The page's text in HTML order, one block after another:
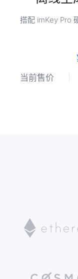
搭配 imKey Pro
当前售价